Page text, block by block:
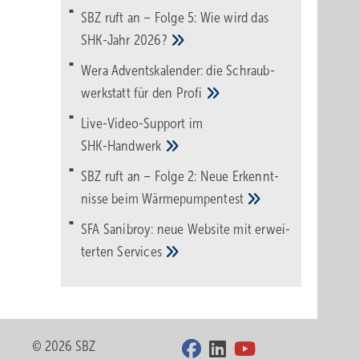
SBZ ruft an – Folge 5: Wie wird das
SHK-Jahr 2026?
Wera Adventskalender: die Schraub­
werk­statt für den Pro­fi
Live-Video-Support im
SHK-Handwerk
SBZ ruft an – Folge 2: Neue Erkennt­
nisse beimWärme­pumpen­test
SFA Sanibroy: neue Web­site mit erwei­
tertenServices
© 2026 SBZ